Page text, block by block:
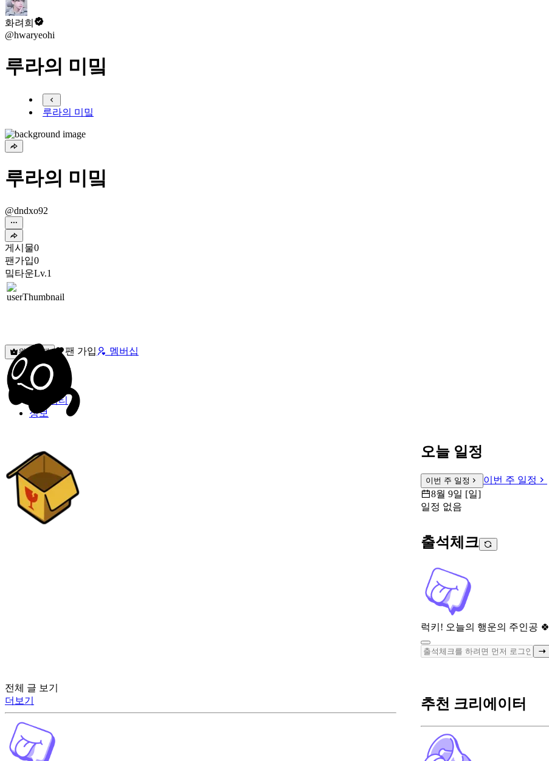
화려희
@hwaryeohi
루라의 미밐
루라의 미밐
루라의 미밐
@dndxo92
게시물0
팬가입0
밐타운Lv.1
원픽선택 팬 가입 멤버십
밐타운
피드
커뮤니티
정보
오늘 일정
이번 주 일정
이번 주 일정
8월 9일 [일]
일정 없음
출석체크
럭키! 오늘의 행운의 주인공 🍀
전체 글 보기
더보기
추천 크리에이터